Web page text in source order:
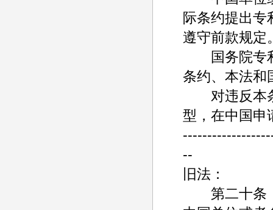
际条约提出专
遵守前款规定
国务院专利
条约、本法和
对违反本条
型，在中国申
--
旧法：
第二十条